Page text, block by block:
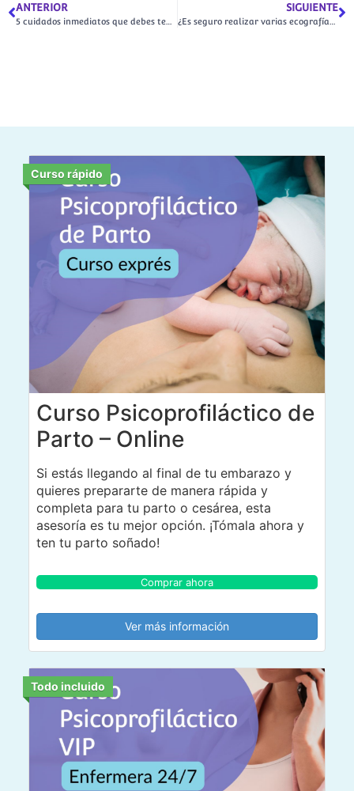
ANTERIOR
5 cuidados inmediatos que debes tener en el posparto
SIGUIENTE
¿Es seguro realizar varias ecografías en el embarazo?
Curso rápido
Curso Psicoprofiláctico de
Parto – Online
Si estás llegando al final de tu embarazo y
quieres prepararte de manera rápida y
completa para tu parto o cesárea, esta
asesoría es tu mejor opción. ¡Tómala ahora y
ten tu parto soñado!
Comprar ahora
Ver más información
Todo incluido